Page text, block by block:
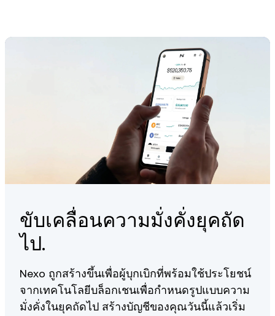
the protocol’s primary feature.
ขับเคลื่อนความมั่งคั่งยุคถัด
ไป.
Nexo ถูกสร้างขึ้นเพื่อผู้บุกเบิกที่พร้อมใช้ประโยชน์
จากเทคโนโลยีบล็อกเชนเพื่อกำหนดรูปแบบความ
มั่งคั่งในยุคถัดไป สร้างบัญชีของคุณวันนี้แล้วเริ่ม